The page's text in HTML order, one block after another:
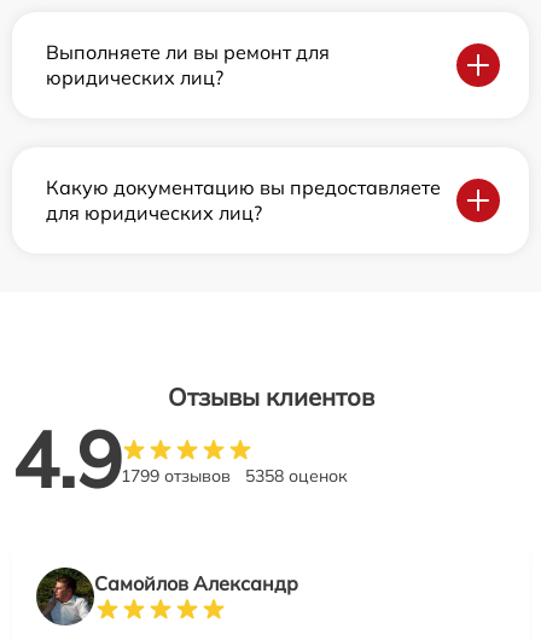
Выполняете ли вы ремонт для
юридических лиц?
Какую документацию вы предоставляете
для юридических лиц?
Отзывы клиентов
4.91799 отзывов 5358 оценок
Самойлов Александр